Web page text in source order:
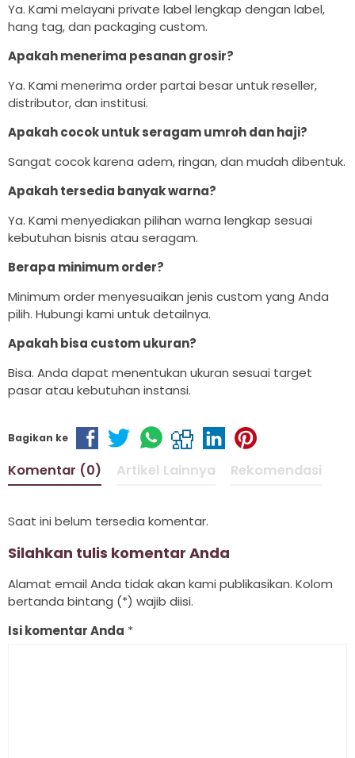
Ya. Kami melayani private label lengkap dengan label,
hang tag, dan packaging custom.
Apakah menerima pesanan grosir?
Ya. Kami menerima order partai besar untuk reseller,
distributor, dan institusi.
Apakah cocok untuk seragam umroh dan haji?
Sangat cocok karena adem, ringan, dan mudah dibentuk.
Apakah tersedia banyak warna?
Ya. Kami menyediakan pilihan warna lengkap sesuai
kebutuhan bisnis atau seragam.
Berapa minimum order?
Minimum order menyesuaikan jenis custom yang Anda
pilih. Hubungi kami untuk detailnya.
Apakah bisa custom ukuran?
Bisa. Anda dapat menentukan ukuran sesuai target
pasar atau kebutuhan instansi.
Bagikan ke
Komentar (0) Artikel Lainnya Rekomendasi
Saat ini belum tersedia komentar.
Silahkan tulis komentar Anda
Alamat email Anda tidak akan kami publikasikan. Kolom
bertanda bintang (*) wajib diisi.
Isi komentar Anda *